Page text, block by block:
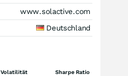
www.solactive.com
Deutschland
Volatilität Sharpe Ratio